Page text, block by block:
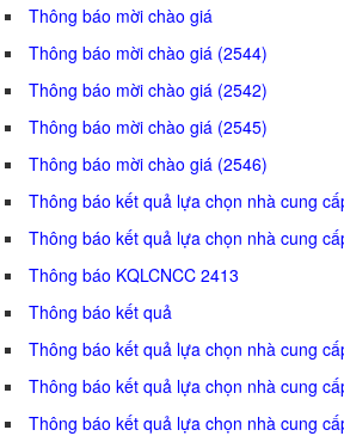
Thông báo mời chào giá
Thông báo mời chào giá (2544)
Thông báo mời chào giá (2542)
Thông báo mời chào giá (2545)
Thông báo mời chào giá (2546)
Thông báo kết quả lựa chọn nhà cung
Thông báo kết quả lựa chọn nhà cung
Thông báo KQLCNCC 2413
Thông báo kết quả
Thông báo kết quả lựa chọn nhà cung
Thông báo kết quả lựa chọn nhà cung
Thông báo kết quả lựa chọn nhà cung